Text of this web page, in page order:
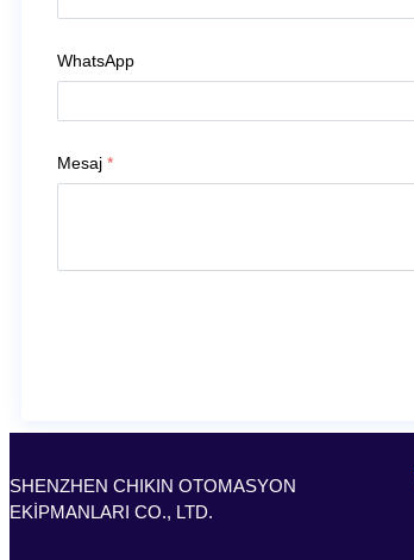
WhatsApp
Mesaj *
SHENZHEN CHIKIN OTOMASYON
EKİPMANLARI CO., LTD.